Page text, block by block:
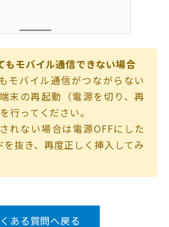
もモバイル通信できない場合
モバイル通信がつながらない
末の再起動（電源を切り、再
行ってください。
れない場合は電源OFFにした
を抜き、再度正しく挿入してみ
ある質問へ戻る